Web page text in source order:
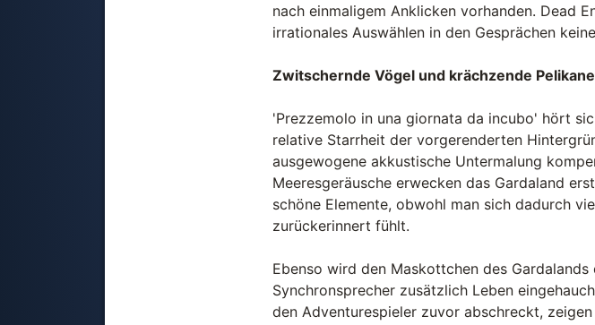
nach einmaligem Anklicken vorhanden. Dead
irrationales Auswählen in den Gesprächen
Zwitschernde Vögel und krächzende Pelikane
'Prezzemolo in una giornata da incubo' hört
relative Starrheit der vorgerenderten
ausgewogene akkustische Untermalung
Meeresgeräusche erwecken das Gardaland
schöne Elemente, obwohl man sich dadurch
zurückerinnert fühlt.
Ebenso wird den Maskottchen des
Synchronsprecher zusätzlich Leben
den Adventurespieler zuvor abschreckt,